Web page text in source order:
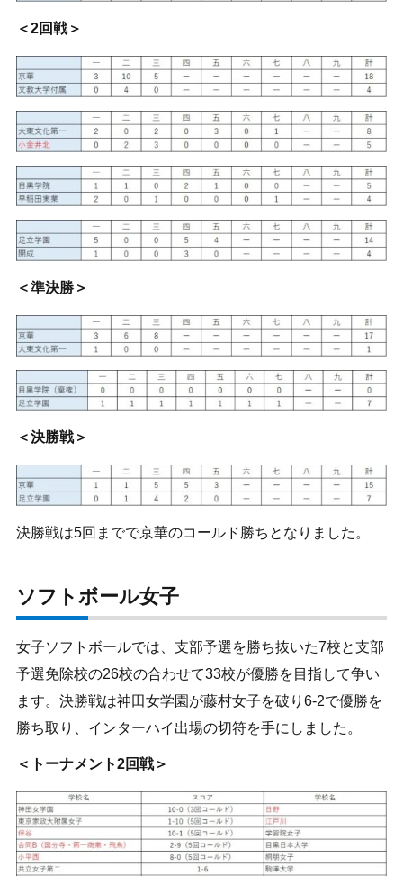
＜2回戦＞
＜準決勝＞
＜決勝戦＞
決勝戦は5回までで京華のコールド勝ちとなりました。
ソフトボール女子
女子ソフトボールでは、支部予選を勝ち抜いた7校と支部
予選免除校の26校の合わせて33校が優勝を目指して争い
ます。決勝戦は神田女学園が藤村女子を破り6-2で優勝を
勝ち取り、インターハイ出場の切符を手にしました。
＜トーナメント2回戦＞